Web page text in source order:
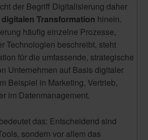
der Begriff Digitalisierung daher
digitalen Transformation hinein.
häufig einzelne Prozesse,
Technologien beschreibt, steht
für die umfassende, strategische
Unternehmen auf Basis digitaler
Beispiel in Marketing, Vertrieb,
im Datenmanagement.
das: Entscheidend sind
sondern vor allem das